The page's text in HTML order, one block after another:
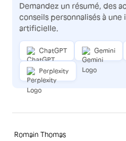
Demandez un résumé, des
conseils personnalisés à
artificielle.
ChatGPT Gemini
Perplexity
Romain Thomas